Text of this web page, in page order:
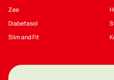
Sponsorship bagi Tenaga
pelaksana dari Kode WHO di
sehat.
Zee
Diabetasol
Slim and Fit